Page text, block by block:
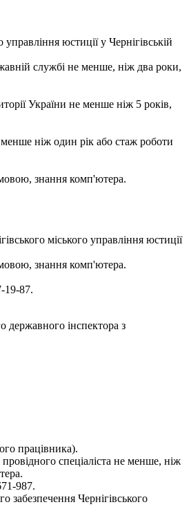
юстиції у Чернігівській
службі не менше, ніж два роки,
України не менше ніж 5 років,
ніж один рік або стаж роботи
знання комп'ютера.
міського управління юстиції
знання комп'ютера.
19-87.
державного інспектора з
працівника).
спеціаліста не менше, ніж
987.
забезпечення Чернігівського